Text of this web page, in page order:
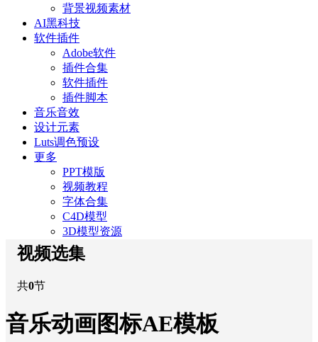
背景视频素材
AI黑科技
软件插件
Adobe软件
插件合集
软件插件
插件脚本
音乐音效
设计元素
Luts调色预设
更多
PPT模版
视频教程
字体合集
C4D模型
3D模型资源
视频选集
共0节
音乐动画图标AE模板